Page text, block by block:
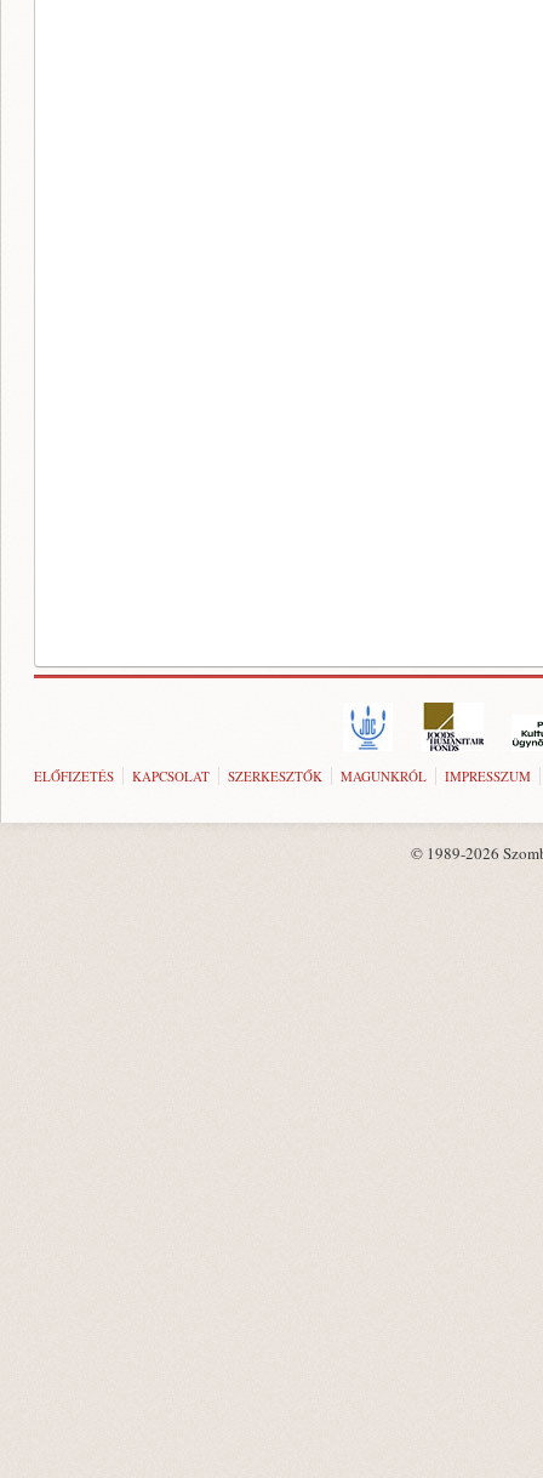
ELŐFIZETÉS KAPCSOLAT SZERKESZTŐK MAGUNKRÓL IMPRESSZUM
© 1989-2026